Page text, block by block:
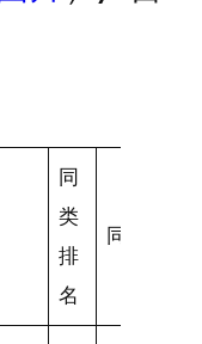
同
类
排
名
同类均值